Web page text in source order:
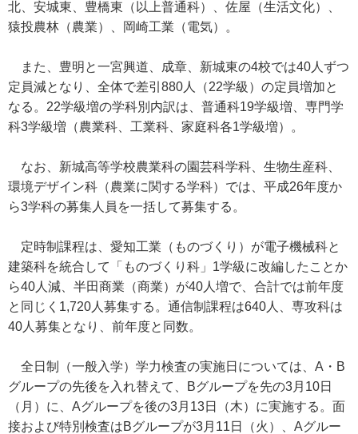
北、安城東、豊橋東（以上普通科）、佐屋（生活文化）、
猿投農林（農業）、岡崎工業（電気）。
また、豊明と一宮興道、成章、新城東の4校では40人ずつ
定員減となり、全体で差引880人（22学級）の定員増加と
なる。22学級増の学科別内訳は、普通科19学級増、専門学
科3学級増（農業科、工業科、家庭科各1学級増）。
なお、新城高等学校農業科の園芸科学科、生物生産科、
環境デザイン科（農業に関する学科）では、平成26年度か
ら3学科の募集人員を一括して募集する。
定時制課程は、愛知工業（ものづくり）が電子機械科と
建築科を統合して「ものづくり科」1学級に改編したことか
ら40人減、半田商業（商業）が40人増で、合計では前年度
と同じく1,720人募集する。通信制課程は640人、専攻科は
40人募集となり、前年度と同数。
全日制（一般入学）学力検査の実施日については、A・B
グループの先後を入れ替えて、Bグループを先の3月10日
（月）に、Aグループを後の3月13日（木）に実施する。面
接および特別検査はBグループが3月11日（火）、Aグルー